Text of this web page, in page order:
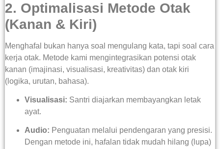
2. Optimalisasi Metode Otak
(Kanan & Kiri)
Menghafal bukan hanya soal mengulang kata, tapi soal cara
kerja otak. Metode kami mengintegrasikan potensi otak
kanan (imajinasi, visualisasi, kreativitas) dan otak kiri
(logika, urutan, bahasa).
Visualisasi: Santri diajarkan membayangkan letak
ayat.
Audio: Penguatan melalui pendengaran yang presisi.
Dengan metode ini, hafalan tidak mudah hilang (lupa)